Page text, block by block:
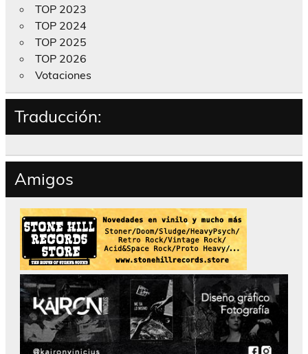
TOP 2023
TOP 2024
TOP 2025
TOP 2026
Votaciones
Traducción:
Amigos